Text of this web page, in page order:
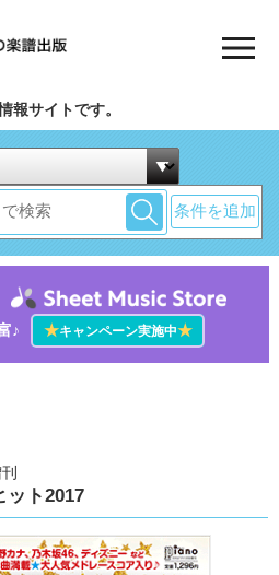
報サイトです。
条件を追加
♪
★キャンペーン実施中★
ット2017